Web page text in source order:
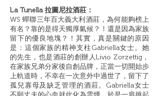
La Tunella 拉圖尼拉酒莊：
WS 蟬聯三年百大義大利酒莊，為何能夠榜上
有名？靠的是得天獨厚氣候？！還是因為家族
留下的優良地塊？！其實，真是關鍵的原因
是：這個家族的精神支柱Gabriella女士。她
的先生，也是酒莊的創辦人Livio Zorzettig，
在家族兄弟分家後自創品牌，正當一切開始步
上軌道時，不幸在一次意外中過世了，留下了
孤兒寡母及缺乏管理的酒莊。Gabriella女士